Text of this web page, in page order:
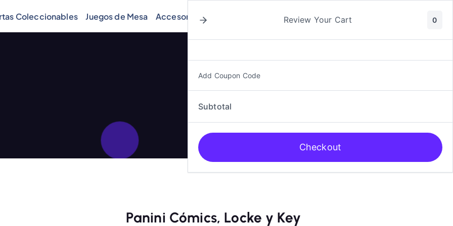
Coleccionables Juegos de Mesa Accesorios Rol
Panini Cómics, Locke y Key
Review Your Cart 0
Add Coupon Code
Subtotal
Checkout